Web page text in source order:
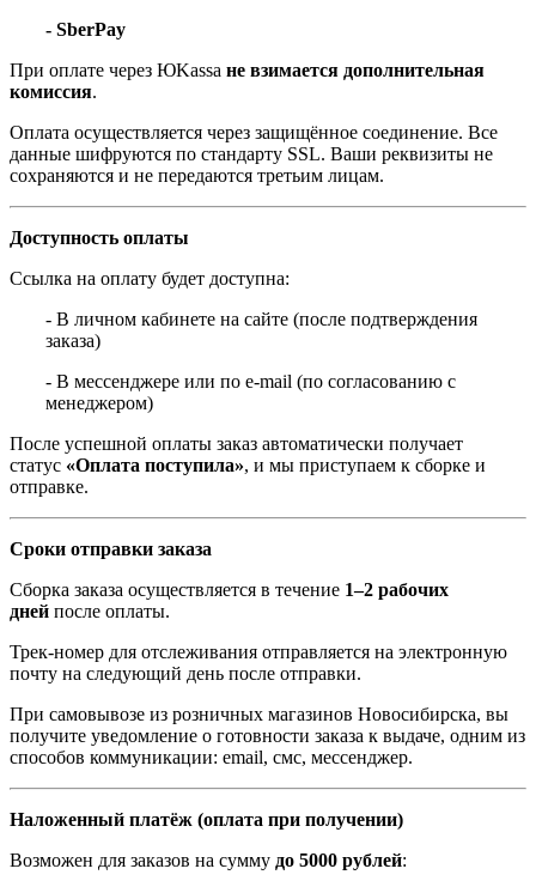
- SberPay
При оплате через ЮKassa не взимается дополнительная
комиссия.
Оплата осуществляется через защищённое соединение. Все
данные шифруются по стандарту SSL. Ваши реквизиты не
сохраняются и не передаются третьим лицам.
Доступность оплаты
Ссылка на оплату будет доступна:
- В личном кабинете на сайте (после подтверждения
заказа)
- В мессенджере или по e-mail (по согласованию с
менеджером)
После успешной оплаты заказ автоматически получает
статус «Оплата поступила», и мы приступаем к сборке и
отправке.
Сроки отправки заказа
Сборка заказа осуществляется в течение 1–2 рабочих
дней после оплаты.
Трек-номер для отслеживания отправляется на электронную
почту на следующий день после отправки.
При самовывозе из розничных магазинов Новосибирска, вы
получите уведомление о готовности заказа к выдаче, одним из
способов коммуникации: email, смс, мессенджер.
Наложенный платёж (оплата при получении)
Возможен для заказов на сумму до 5000 рублей: